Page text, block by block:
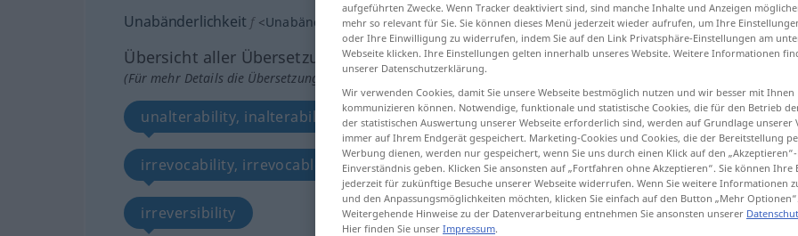
Unabänderlichkeit f <Unabänderlichkeit ;keinpl>
Übersicht aller Übersetzungen
(Für mehr Details die Übersetzung anklicken/antippen)
unalterability, inalterability, unalterableness
irrevocability, irrevocableness, unalterability inevitability, inevitableness
irreversibility
aufgeführten Zwecke. Wenn Tracker deaktiviert sind, sind manche Inhalte und Anzeigen
mehr so relevant für Sie. Sie können dieses Menü jederzeit wieder aufrufen, um Ihre
oder Ihre Einwilligung zu widerrufen, indem Sie auf den Link Privatsphäre-Einstellungen am
Webseite klicken. Ihre Einstellungen gelten innerhalb unseres Website. Weitere Informationen
unserer Datenschutzerklärung.
Wir verwenden Cookies, damit Sie unsere Webseite bestmöglich nutzen und wir besser mit Ihnen
kommunizieren können. Notwendige, funktionale und statistische Cookies, die für den Betrieb
der statistischen Auswertung unserer Webseite erforderlich sind, werden auf Grundlage unserer
immer auf Ihrem Endgerät gespeichert. Marketing-Cookies und Cookies, die der Bereitstellung
Werbung dienen, werden nur gespeichert, wenn Sie uns durch einen Klick auf den
Einverständnis geben. Klicken Sie ansonsten auf „Fortfahren ohne Akzeptieren“. Sie können Ihre
jederzeit für zukünftige Besuche unserer Webseite widerrufen. Wenn Sie weitere Informationen
und den Anpassungsmöglichkeiten möchten, klicken Sie einfach auf den Button „Mehr Optionen“.
Weitergehende Hinweise zu der Datenverarbeitung entnehmen Sie ansonsten unserer
Hier finden Sie unser Impressum.